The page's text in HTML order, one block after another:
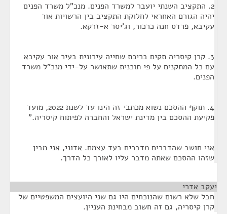
2. התקציב השנתי יועבר למשרד הפנים. מנכ"ל משרד הפנים
יהיה הגורם האחראי לחלוקת התקציב בין הרשויות אור
עקיבא, פרדס חנה כרכור, וג'יסר א-זרקא.
3. קרן קיסריה תקים בריכת שחייה עירונית בעיר אור עקיבא
עם כל המתקנים על פי תוכנית שתאושר על-ידי מנכ"ל משרד
הפנים.
4. תוקף ההסכם נשוא מכתבי זה הינו עד לשנת 2022, מועד
פקיעת ההסכם בין מדינת ישראל והחברה לפיתוח קיסריה."
אני חושב שהדברים מדברים בעד עצמם. אדוני, אני מבין
שזהו ההסכם שאתה מדבר עליו לאורך כל הדרך.
יעקב אדרי
חבל שלא רשום שהנוכחים היו גם שני היועצים המשפטיים של
קרן קיסריה, גם זה חשוב מבחינת העניין.